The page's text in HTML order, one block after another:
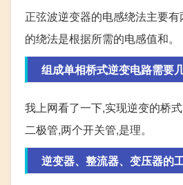
正弦波逆变器的电感绕法主要
的绕法是根据所需的电感值和。
组成单相桥式逆变电路需要
我上网看了一下,实现逆变的桥
二极管,两个开关管,是理。
逆变器、整流器、变压器的